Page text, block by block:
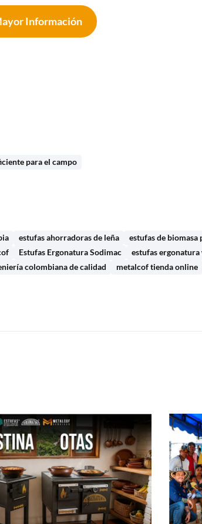
Información
para el campo
estufas ahorradoras de leña
estufas de biomasa
Estufas Ergonatura Sodimac
estufas ergonatura
colombiana de calidad metalcof tienda online